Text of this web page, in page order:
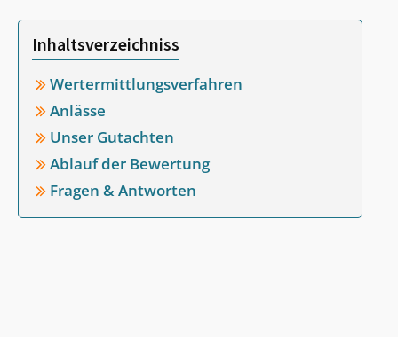
Inhaltsverzeichniss
Wertermittlungsverfahren
Anlässe
Unser Gutachten
Ablauf der Bewertung
Fragen & Antworten